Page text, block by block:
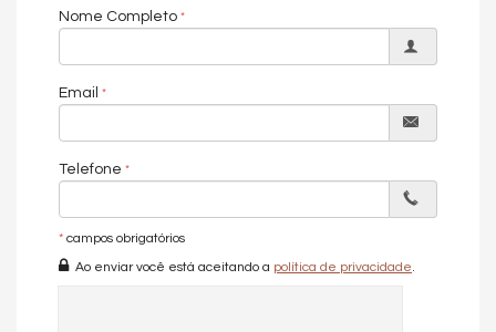
Piscina
Quadra Esportiva
Espaço Fitness
Medidores Individuais
Captação de Água
Piscina Infantil
Bicicletário
Pomar
Nome Completo
Email
Telefone
* campos obrigatórios
Ao enviar você está aceitando a política de privacidade.